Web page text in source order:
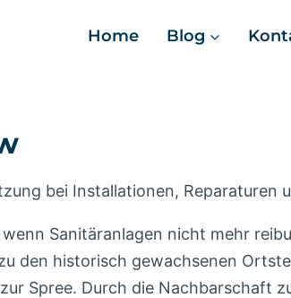
Home Blog
bei Installationen, Reparaturen
Sanitäranlagen nicht mehr
den historisch gewachsenen
Spree. Durch die Nachbarschaft